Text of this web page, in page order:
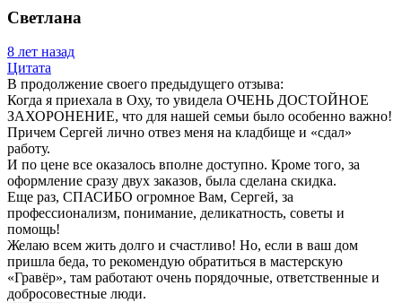
Светлана
8 лет назад
Цитата
В продолжение своего предыдущего отзыва:
Когда я приехала в Оху, то увидела ОЧЕНЬ ДОСТОЙНОЕ
ЗАХОРОНЕНИЕ, что для нашей семьи было особенно важно!
Причем Сергей лично отвез меня на кладбище и «сдал»
работу.
И по цене все оказалось вполне доступно. Кроме того, за
оформление сразу двух заказов, была сделана скидка.
Еще раз, СПАСИБО огромное Вам, Сергей, за
профессионализм, понимание, деликатность, советы и
помощь!
Желаю всем жить долго и счастливо! Но, если в ваш дом
пришла беда, то рекомендую обратиться в мастерскую
«Гравёр», там работают очень порядочные, ответственные и
добросовестные люди.